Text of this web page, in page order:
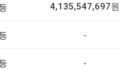
4,135,547,697원
-
-